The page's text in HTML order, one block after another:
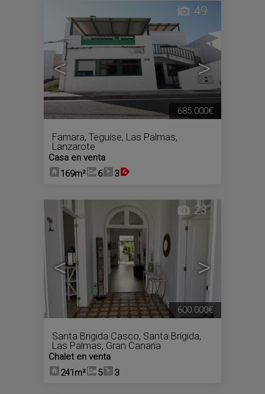
< >
49
Famara, Teguise, Las Palmas,
Lanzarote
Casa en venta
169m²
6 3
685.000€
< >
23
Santa Brigida Casco, Santa Brígida,
Las Palmas, Gran Canaria
Chalet en venta
241m²
5 3
600.000€